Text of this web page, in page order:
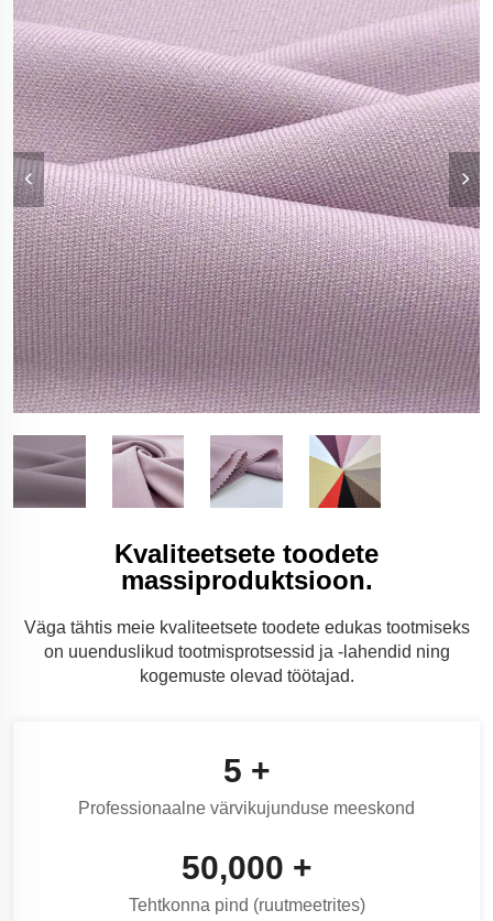
Kvaliteetsete toodete
massiproduktsioon.
Väga tähtis meie kvaliteetsete toodete edukas tootmiseks
on uuenduslikud tootmisprotsessid ja -lahendid ning
kogemuste olevad töötajad.
5 +
Professionaalne värvikujunduse meeskond
50,000 +
Tehtkonna pind (ruutmeetrites)